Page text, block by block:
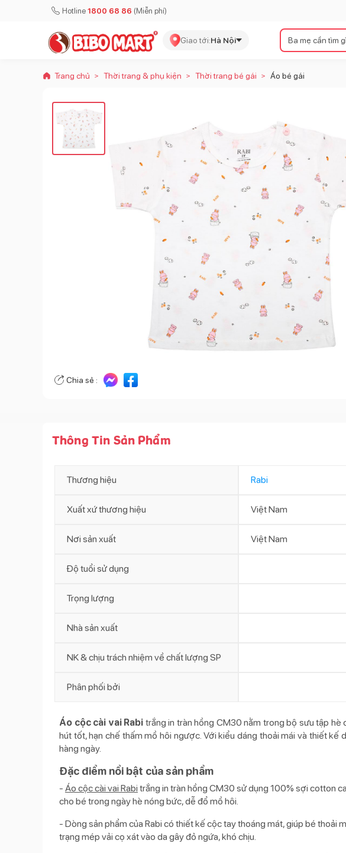
Hotline 1800 68 86 (Miễn phí)
Giao tới:Hà Nội
Trang chủ > Thời trang & phụ kiện > Thời trang bé gái > Áo bé gái
Chia sẻ :
Thông Tin Sản Phẩm
Thương hiệu Rabi
Xuất xứ thương hiệu Việt Nam
Nơi sản xuất Việt Nam
Độ tuổi sử dụng
Trọng lượng
Nhà sản xuất
NK & chịu trách nhiệm về chất lượng SP
Phân phối bởi
Áo cộc cài vai Rabi trắng in tràn hồng CM30 nằm trong bộ sưu tập
hút tốt, hạn chế thấm mồ hôi ngược. Với kiểu dáng thoải mái và thiết
hàng ngày.
Đặc điểm nổi bật của sản phẩm
- Áo cộc cài vai Rabi trắng in tràn hồng CM30 sử dụng 100% sợi cotton
cho bé trong ngày hè nóng bức, dễ đổ mồ hôi.
- Dòng sản phẩm của Rabi có thiết kế cộc tay thoáng mát, giúp bé thoải
trạng mép vải cọ xát vào da gây đỏ ngứa, khó chịu.